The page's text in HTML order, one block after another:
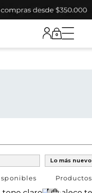
0
Lo más nuevo